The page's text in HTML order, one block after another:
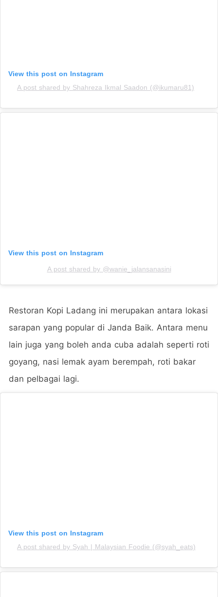
View this post on Instagram
A post shared by Shahreza Ikmal Saadon (@ikumaru81)
View this post on Instagram
A post shared by @wanie_jalansanasini
Restoran Kopi Ladang ini merupakan antara lokasi
sarapan yang popular di Janda Baik. Antara menu
lain juga yang boleh anda cuba adalah seperti roti
goyang, nasi lemak ayam berempah, roti bakar
dan pelbagai lagi.
View this post on Instagram
A post shared by Syah | Malaysian Foodie (@syah_eats)